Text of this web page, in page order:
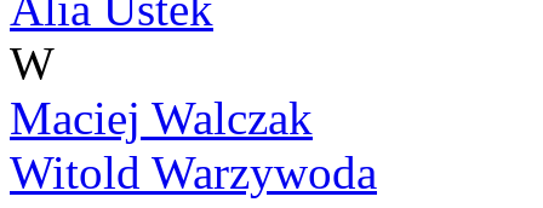
W
Maciej Walczak
Witold Warzywoda